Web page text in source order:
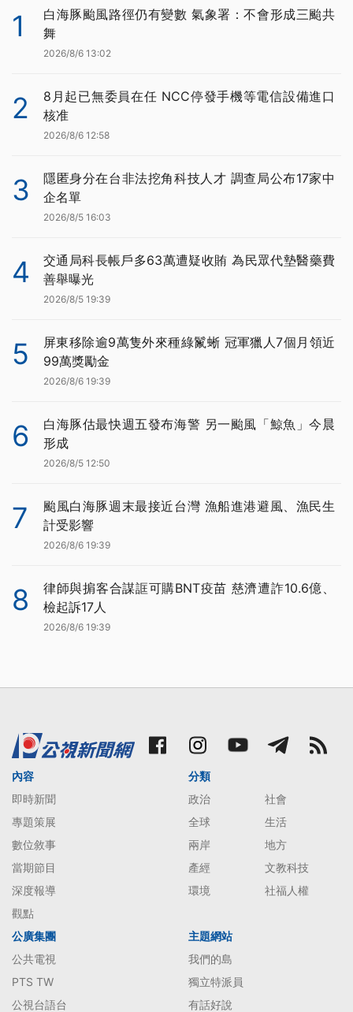
1
白海豚颱風路徑仍有變數 氣象署：不會形成三颱共
舞
2026/8/6 13:02
2
8月起已無委員在任 NCC停發手機等電信設備進口
核准
2026/8/6 12:58
3
隱匿身分在台非法挖角科技人才 調查局公布17家中
企名單
2026/8/5 16:03
4
交通局科長帳戶多63萬遭疑收賄 為民眾代墊醫藥費
善舉曝光
2026/8/5 19:39
5
屏東移除逾9萬隻外來種綠鬣蜥 冠軍獵人7個月領近
99萬獎勵金
2026/8/6 19:39
6
白海豚估最快週五發布海警 另一颱風「鯨魚」今晨
形成
2026/8/5 12:50
7
颱風白海豚週末最接近台灣 漁船進港避風、漁民生
計受影響
2026/8/6 19:39
8
律師與掮客合謀誆可購BNT疫苗 慈濟遭詐10.6億、
檢起訴17人
2026/8/6 19:39
內容
即時新聞
專題策展
數位敘事
當期節目
深度報導
觀點
分類
政治
社會
全球
生活
兩岸
地方
產經
文教科技
環境
社福人權
公廣集團
公共電視
PTS TW
公視台語台
主題網站
我們的島
獨立特派員
有話好說